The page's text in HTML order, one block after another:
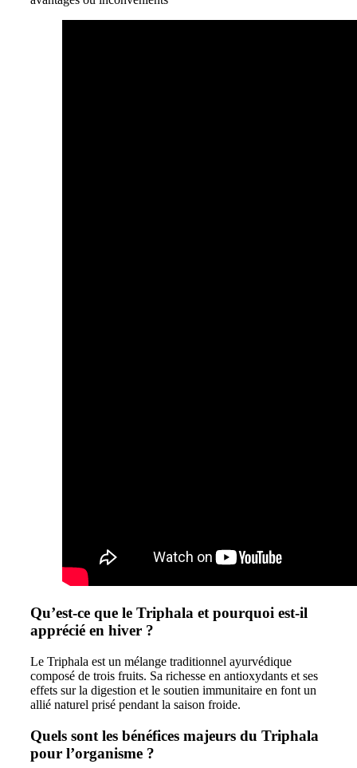
Qu’est-ce que le Triphala et pourquoi est-il
apprécié en hiver ?
Le Triphala est un mélange traditionnel ayurvédique
composé de trois fruits. Sa richesse en antioxydants et ses
effets sur la digestion et le soutien immunitaire en font un
allié naturel prisé pendant la saison froide.
Quels sont les bénéfices majeurs du Triphala
pour l’organisme ?